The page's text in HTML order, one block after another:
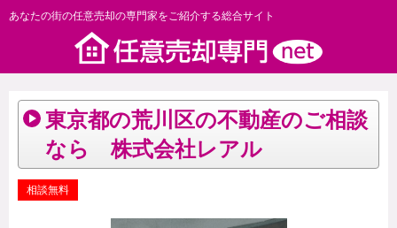
あなたの街の任意売却の専門家をご紹介する総合サイト
東京都の荒川区の不動産のご相談
なら 株式会社レアル
相談無料